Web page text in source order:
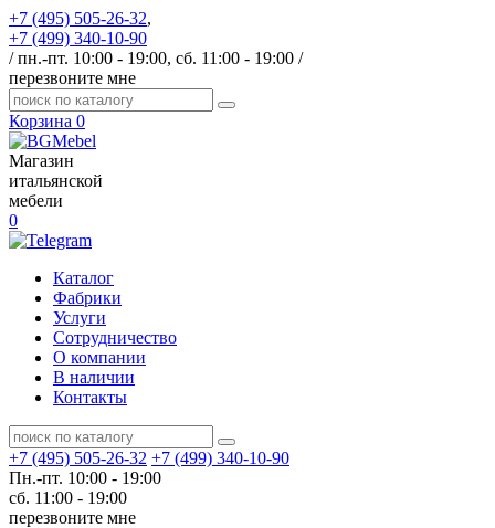
+7 (495) 505-26-32,
+7 (499) 340-10-90
/ пн.-пт. 10:00 - 19:00, сб. 11:00 - 19:00 /
перезвоните мне
Корзина 0
Магазин
итальянской
мебели
0
Каталог
Фабрики
Услуги
Сотрудничество
О компании
В наличии
Контакты
+7 (495) 505-26-32 +7 (499) 340-10-90
Пн.-пт. 10:00 - 19:00
сб. 11:00 - 19:00
перезвоните мне